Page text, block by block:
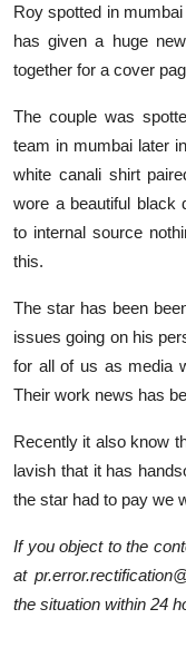
Entertainment
Lifestyle
Sports
Others
Roy spotted in
has given a huge
together for a cover
The couple was
team in mumbai later
white canali shirt
wore a beautiful black
to internal source
this.
The star has been
issues going on his
for all of us as media
Their work news has
Recently it also know
lavish that it has
the star had to pay we
If you object to the
at
the situation within 24